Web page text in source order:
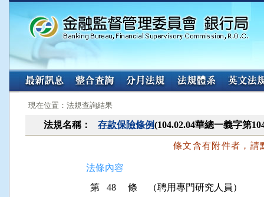
:::
現在位置：法規查詢結果
法規名稱： 存款保險條例(104.02.04華總一義字第
條文含有附件者，請
法條內容
第 48 條
（聘用專門研究人員）